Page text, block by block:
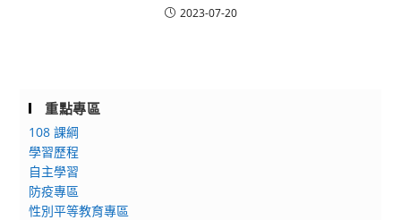
2023-07-20
重點專區
108 課綱
學習歷程
自主學習
防疫專區
性別平等教育專區